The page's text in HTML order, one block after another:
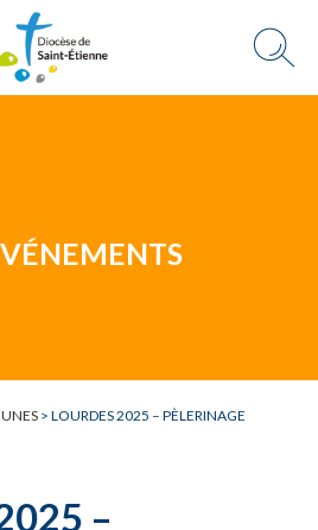
> LOURDES 2025 – PÈLERINAGE
–